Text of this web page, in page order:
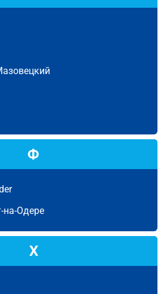
Ф
на-Одере
Х